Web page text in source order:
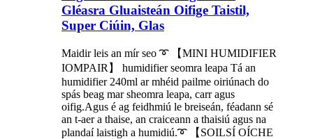
Gléasra Gluaisteán Oifige Taistil,
Super Ciúin, Glas
Maidir leis an mír seo ➰ 【MINI HUMIDIFIER
IOMPAIR】 humidifier seomra leapa Tá an
humidifier 240ml ar mhéid pailme oiriúnach do
spás beag mar sheomra leapa, carr agus
oifig.Agus é ag feidhmiú le breiseán, féadann sé
an t-aer a thaise, an craiceann a thaisiú agus na
plandaí laistigh a humidiú.➰ 【SOILSÍ OÍCHE